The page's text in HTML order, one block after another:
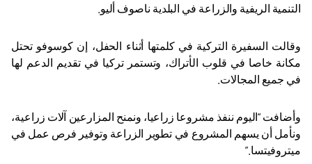
التنمية الريفية والزراعة في البلدية ناصوف أليو
وقالت السفيرة التركية في كلمتها أثناء الحفل، إن كوسوفو تحتل
مكانة خاصا في قلوب الأتراك، وتستمر تركيا في تقديم الدعم لها
في جميع المجالات
وأضافت “اليوم ننفذ مشروعا زراعيا، ونمنح المزارعين آلات زراعية،
ونأمل أن يسهم المشروع في تطوير الزراعة وتوفير فرص عمل في
ميتروفيتسا ”.